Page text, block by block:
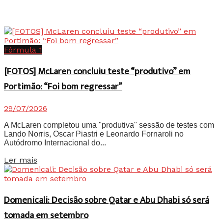
Fórmula 1
[FOTOS] McLaren concluiu teste “produtivo” em
Portimão: “Foi bom regressar”
29/07/2026
A McLaren completou uma "produtiva" sessão de testes com
Lando Norris, Oscar Piastri e Leonardo Fornaroli no
Autódromo Internacional do...
Ler mais
Domenicali: Decisão sobre Qatar e Abu Dhabi só será
tomada em setembro